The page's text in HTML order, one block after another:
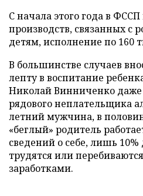
С начала этого года в
производств, связанных с
детям, исполнение по 160
В большинстве случаев
лепту в воспитание
Николай Винниченко даже
рядового неплательщика
летний мужчина, в
«беглый» родитель
сведений о себе, лишь 10%
трудятся или
заработками.